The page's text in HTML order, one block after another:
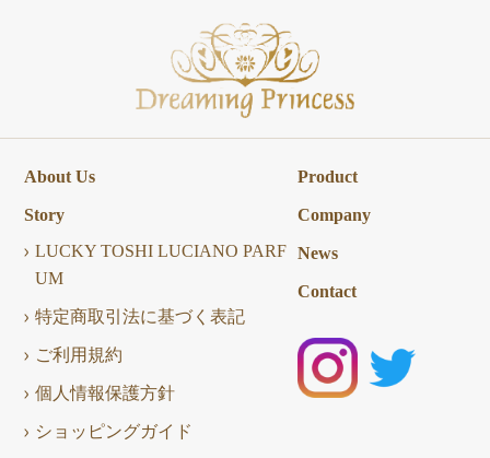
About Us
Story
LUCKY TOSHI LUCIANO PARF
UM
特定商取引法に基づく表記
ご利用規約
個人情報保護方針
ショッピングガイド
Product
Company
News
Contact